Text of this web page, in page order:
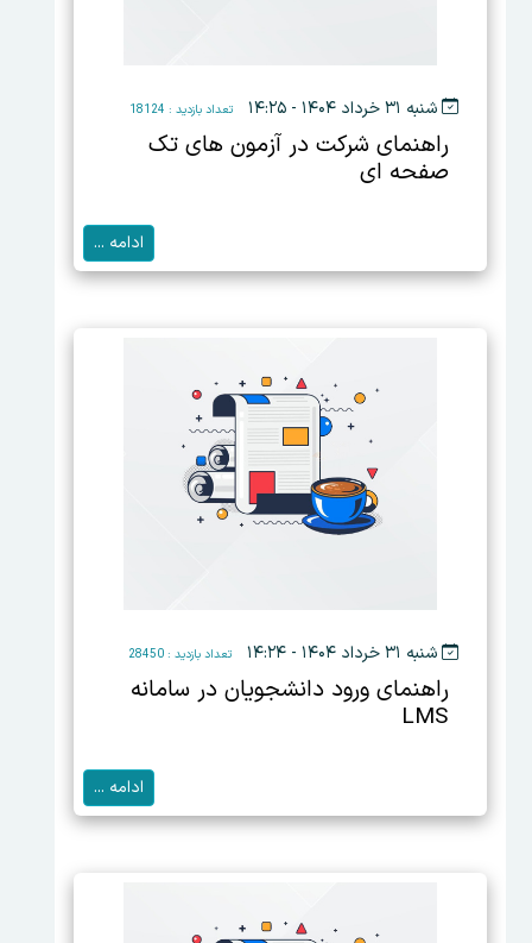
شنبه ۳۱ خرداد ۱۴۰۴ - ۱۴:۲۵ تعداد بازدید : 18124
راهنمای شرکت در آزمون های تک
صفحه ای
ادامه ...
شنبه ۳۱ خرداد ۱۴۰۴ - ۱۴:۲۴ تعداد بازدید : 28450
راهنمای ورود دانشجویان در سامانه
LMS
ادامه ...